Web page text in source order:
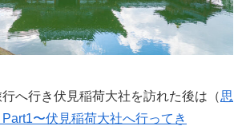
へ行き伏見稲荷大社を訪れた後は（思
〜伏見稲荷大社へ行ってき